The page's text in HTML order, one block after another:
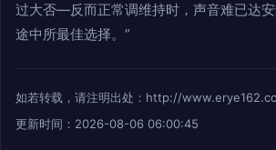
过大否—反而正常调维持时，声音难已达
途中所最佳选择。”
如若转载，请注明出处：http://
更新时间：2026-08-06 06:00:45